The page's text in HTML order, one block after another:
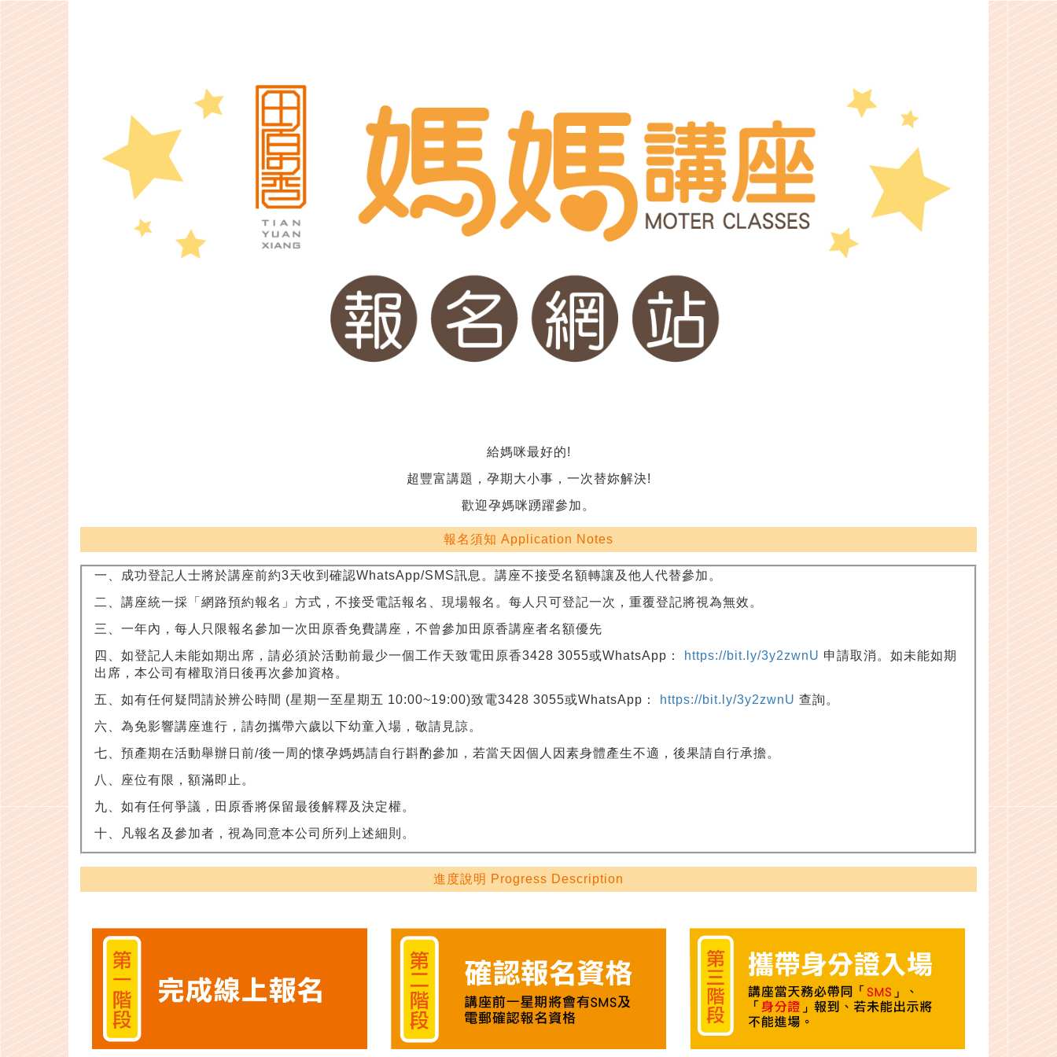
給媽咪最好的!
超豐富講題，孕期大小事，一次替妳解決!
歡迎孕媽咪踴躍參加。
報名須知 Application Notes
一、成功登記人士將於講座前約3天收到確認WhatsApp/SMS訊息。講座不接受名額轉讓及他人代替參加。
二、講座統一採「網路預約報名」方式，不接受電話報名、現場報名。每人只可登記一次，重覆登記將視為無效。
三、一年內，每人只限報名參加一次田原香免費講座，不曾參加田原香講座者名額優先
四、如登記人未能如期出席，請必須於活動前最少一個工作天致電田原香3428 3055或WhatsApp：
https://bit.ly/3y2zwnU 申請取消。如未能如期
出席，本公司有權取消日後再次參加資格。
五、如有任何疑問請於辨公時間 (星期一至星期五 10:00~19:00)致電3428 3055或WhatsApp：
https://bit.ly/3y2zwnU 查詢。
六、為免影響講座進行，請勿攜帶六歲以下幼童入場，敬請見諒。
七、預產期在活動舉辦日前/後一周的懷孕媽媽請自行斟酌參加，若當天因個人因素身體產生不適，後果請自行承擔。
八、座位有限，額滿即止。
九、如有任何爭議，田原香將保留最後解釋及決定權。
十、凡報名及參加者，視為同意本公司所列上述細則。
進度說明 Progress Description